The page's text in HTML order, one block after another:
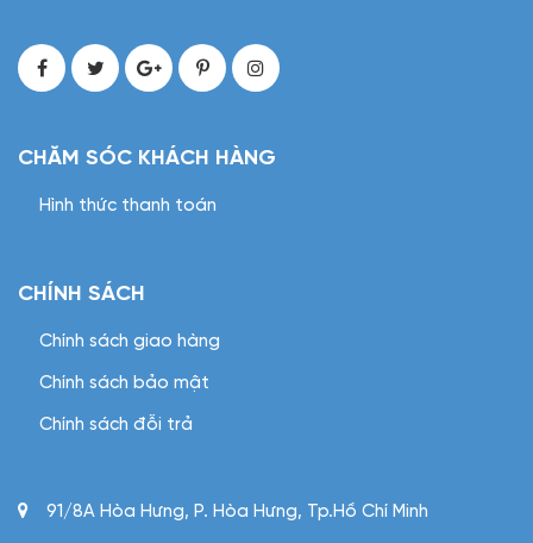
CHĂM SÓC KHÁCH HÀNG
Hình thức thanh toán
CHÍNH SÁCH
Chính sách giao hàng
Chính sách bảo mật
Chính sách đỗi trả
91/8A Hòa Hưng, P. Hòa Hưng, Tp.Hồ Chí Minh